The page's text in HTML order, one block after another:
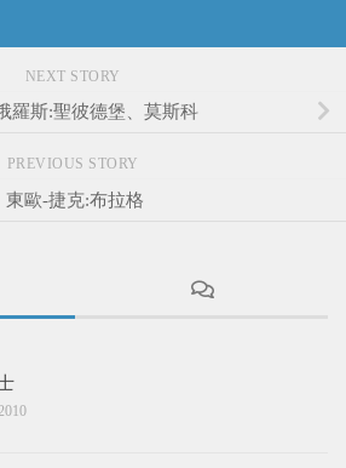
NEXT STORY
羅斯:聖彼德堡、莫斯科
PREVIOUS STORY
東歐-捷克:布拉格